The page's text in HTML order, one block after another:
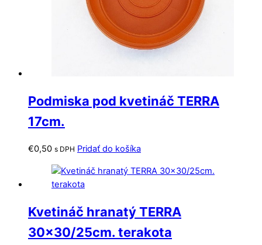
Podmiska pod kvetináč TERRA
17cm.
€0,50 s DPH Pridať do košíka
Kvetináč hranatý TERRA
30×30/25cm. terakota